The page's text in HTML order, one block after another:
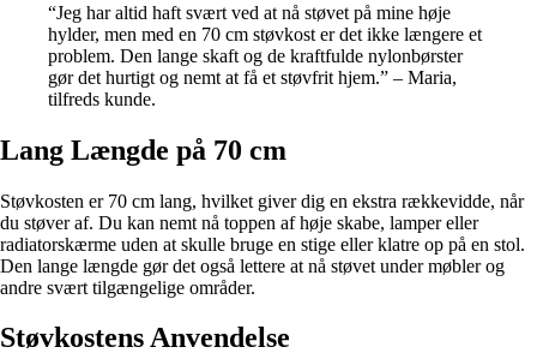
“Jeg har altid haft svært ved at nå støvet på mine høje
hylder, men med en 70 cm støvkost er det ikke længere et
problem. Den lange skaft og de kraftfulde nylonbørster
gør det hurtigt og nemt at få et støvfrit hjem.” – Maria,
tilfreds kunde.
Lang Længde på 70 cm
Støvkosten er 70 cm lang, hvilket giver dig en ekstra rækkevidde, når
du støver af. Du kan nemt nå toppen af høje skabe, lamper eller
radiatorskærme uden at skulle bruge en stige eller klatre op på en stol.
Den lange længde gør det også lettere at nå støvet under møbler og
andre svært tilgængelige områder.
Støvkostens Anvendelse